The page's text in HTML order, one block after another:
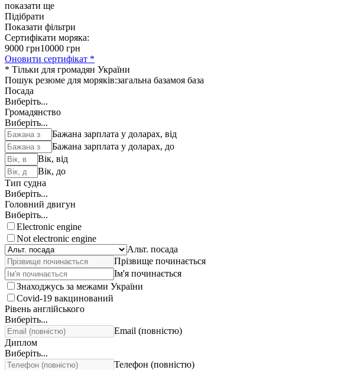
показати ще
Підібрати
Показати фільтри
Сертифікати моряка:
9000 грн10000 грн
Оновити сертифікат *
* Тільки для громадян України
Пошук резюме для моряків:загальна базамоя база
Посада
Виберіть...
Громадянство
Виберіть...
Бажана зарплата у доларах, від
Бажана зарплата у доларах, до
Вік, від
Вік, до
Тип судна
Виберіть...
Головний двигун
Виберіть...
Electronic engine
Not electronic engine
Альт. посада
Прізвище починається
Ім'я починається
Знаходжусь за межами України
Covid-19 вакцинований
Рівень англійського
Виберіть...
Email (повністю)
Диплом
Виберіть...
Телефон (повністю)